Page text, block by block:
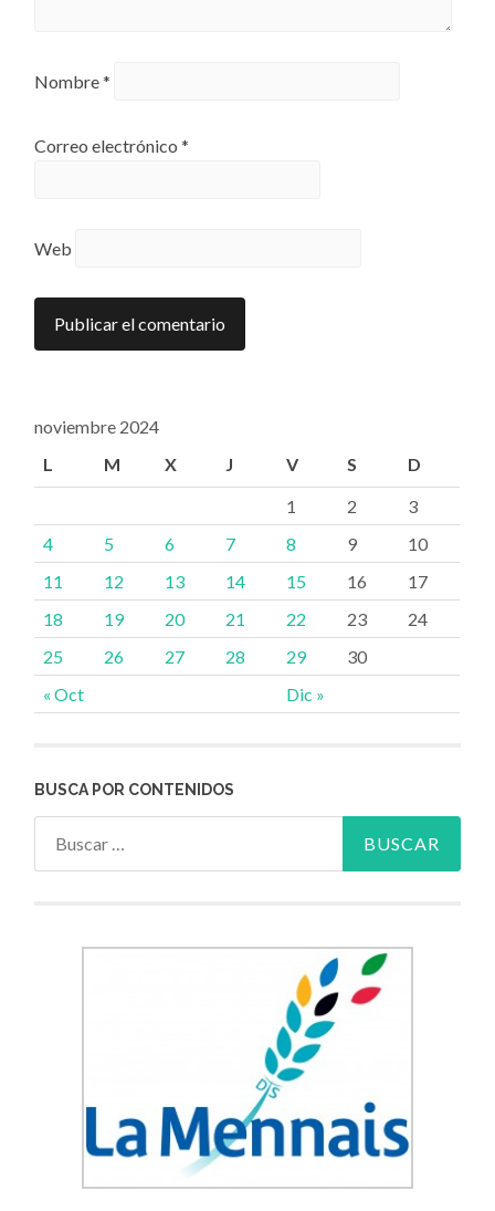
Nombre*
Correo electrónico*
Web
noviembre 2024
L
M X J V S D
« Oct Dic »
1 2
3
4
5 6 7 8 9
10
11
12 13 14 15 16
17
18
19 20 21 22 23
24
25
26 27 28 29 30
BUSCA POR CONTENIDOS